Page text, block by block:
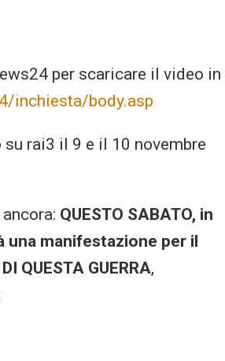
per scaricare il video in
inchiesta/body.asp
su rai3 il 9 e il 10 novembre
QUESTO SABATO, in
una manifestazione per il
QUESTA GUERRA,